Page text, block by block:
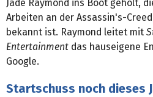
Jade Raymond ins Boot geholt,
Arbeiten an der Assassin's-
bekannt ist. Raymond leitet mit
Entertainment das hauseigene
Google.
Startschuss noch dieses